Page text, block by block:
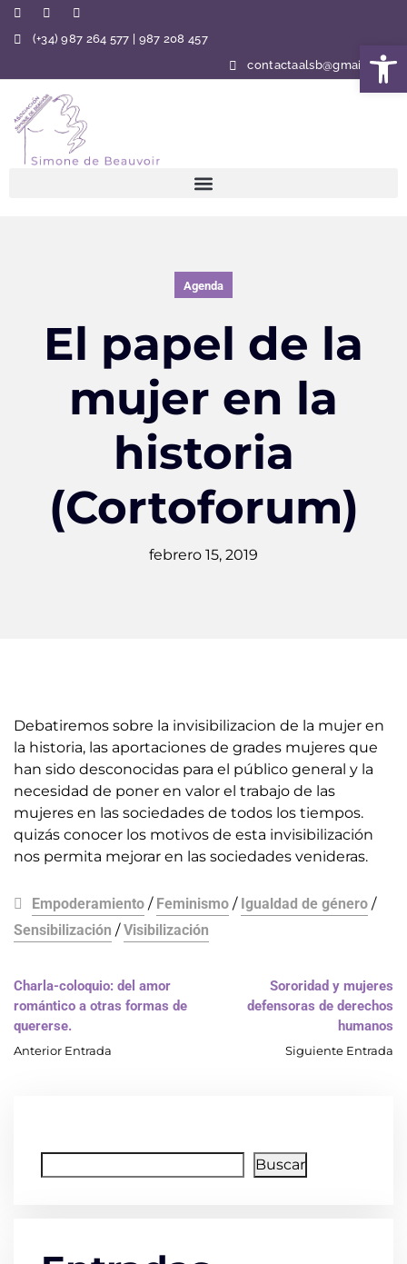
Abrir
(+34) 987 264 577 | 987 208 457
contactaalsb@gmail.com
Agenda
El papel de la
mujer en la
historia
(Cortoforum)
febrero 15, 2019
Debatiremos sobre la invisibilizacion de la mujer en
la historia, las aportaciones de grades mujeres que
han sido desconocidas para el público general y la
necesidad de poner en valor el trabajo de las
mujeres en las sociedades de todos los tiempos.
quizás conocer los motivos de esta invisibilización
nos permita mejorar en las sociedades venideras.
Empoderamiento / Feminismo / Igualdad de género /
Sensibilización /Visibilización
Charla-coloquio: del amor
romántico a otras formas de
quererse.
Anterior Entrada
Sororidad y mujeres
defensoras de derechos
humanos
Siguiente Entrada
Buscar